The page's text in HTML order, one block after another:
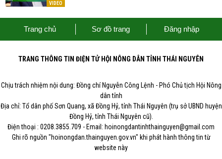
VIDEO
Trang chủ Sơ đồ trang Đăng nhập
TRANG THÔNG TIN ĐIỆN TỬ HỘI NÔNG DÂN TỈNH THÁI NGUYÊN
Chịu trách nhiệm nội dung: Đồng chí Nguyễn Công Lệnh - Phó Chủ tịch Hội Nông
dân tỉnh
Địa chỉ: Tổ dân phố Sơn Quang, xã Đồng Hỷ, tỉnh Thái Nguyên (trụ sở UBND huyện
Đồng Hỷ, tỉnh Thái Nguyên cũ).
Điện thoại : 0208.3855.709 - Email: hoinongdantinhthainguyen@gmail.com
Ghi rõ nguồn "hoinongdan.thainguyen.gov.vn" khi phát hành thông tin từ
website này